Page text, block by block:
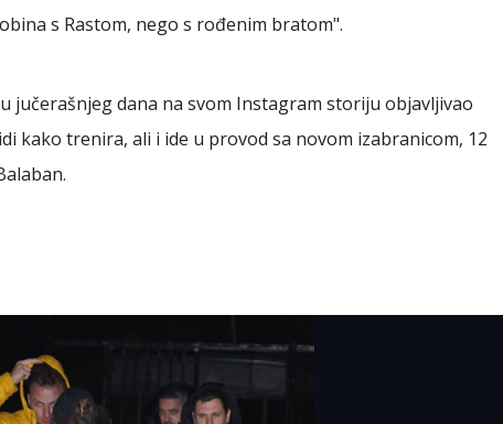
s Rastom, nego s rođenim bratom".
jučerašnjeg dana na svom Instagram storiju objavljivao
kako trenira, ali i ide u provod sa novom izabranicom, 12